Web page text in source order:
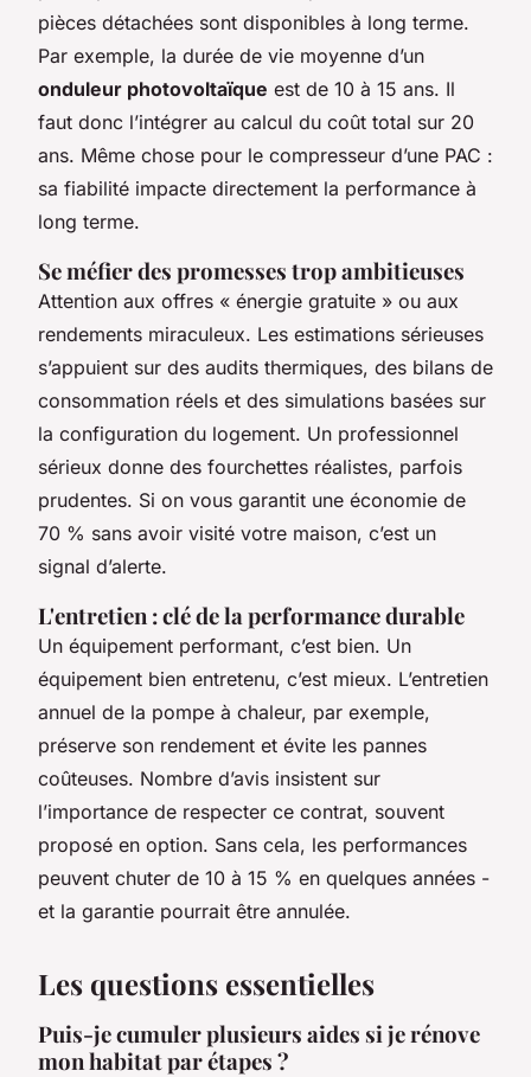
pièces détachées sont disponibles à long terme.
Par exemple, la durée de vie moyenne d’un
onduleur photovoltaïque est de 10 à 15 ans. Il
faut donc l’intégrer au calcul du coût total sur 20
ans. Même chose pour le compresseur d’une PAC :
sa fiabilité impacte directement la performance à
long terme.
Se méfier des promesses trop ambitieuses
Attention aux offres « énergie gratuite » ou aux
rendements miraculeux. Les estimations sérieuses
s’appuient sur des audits thermiques, des bilans de
consommation réels et des simulations basées sur
la configuration du logement. Un professionnel
sérieux donne des fourchettes réalistes, parfois
prudentes. Si on vous garantit une économie de
70 % sans avoir visité votre maison, c’est un
signal d’alerte.
L'entretien : clé de la performance durable
Un équipement performant, c’est bien. Un
équipement bien entretenu, c’est mieux. L’entretien
annuel de la pompe à chaleur, par exemple,
préserve son rendement et évite les pannes
coûteuses. Nombre d’avis insistent sur
l’importance de respecter ce contrat, souvent
proposé en option. Sans cela, les performances
peuvent chuter de 10 à 15 % en quelques années -
et la garantie pourrait être annulée.
Les questions essentielles
Puis-je cumuler plusieurs aides si je rénove
mon habitat par étapes ?